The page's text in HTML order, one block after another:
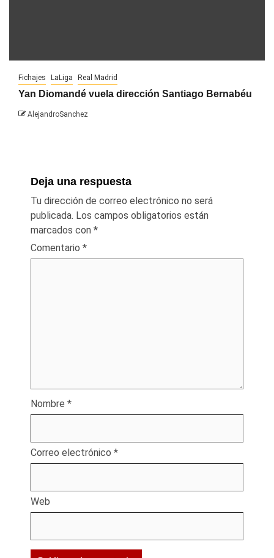
Fichajes LaLiga Real Madrid
Yan Diomandé vuela dirección Santiago Bernabéu
AlejandroSanchez
Deja una respuesta
Tu dirección de correo electrónico no será
publicada. Los campos obligatorios están
marcados con *
Comentario *
Nombre *
Correo electrónico *
Web